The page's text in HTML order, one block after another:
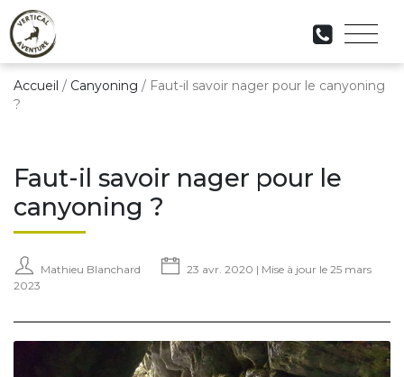
Accueil / Canyoning / Faut-il savoir nager pour le canyoning
?
Faut-il savoir nager pour le
canyoning ?
Mathieu Blanchard
23 avr. 2020 | Mise à jour le 25 mars
2023